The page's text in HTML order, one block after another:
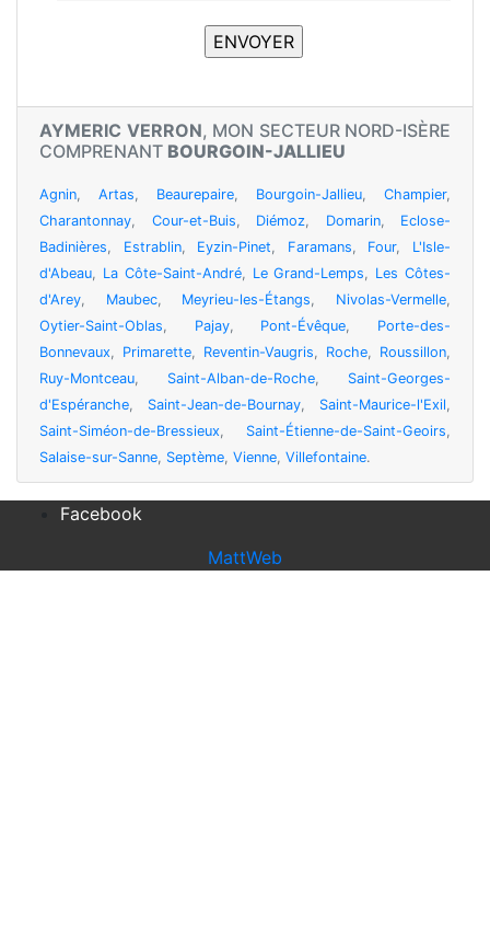
AYMERIC VERRON, MON SECTEUR NORD-ISÈRE
COMPRENANT BOURGOIN-JALLIEU
Agnin, Artas, Beaurepaire, Bourgoin-Jallieu, Champier,
Charantonnay, Cour-et-Buis, Diémoz, Domarin, Eclose-
Badinières, Estrablin, Eyzin-Pinet, Faramans, Four, L'Isle-
d'Abeau, La Côte-Saint-André, Le Grand-Lemps, Les Côtes-
d'Arey, Maubec, Meyrieu-les-Étangs, Nivolas-Vermelle,
Oytier-Saint-Oblas, Pajay, Pont-Évêque, Porte-des-
Bonnevaux, Primarette, Reventin-Vaugris, Roche, Roussillon,
Ruy-Montceau, Saint-Alban-de-Roche, Saint-Georges-
d'Espéranche, Saint-Jean-de-Bournay, Saint-Maurice-l'Exil,
Saint-Siméon-de-Bressieux, Saint-Étienne-de-Saint-Geoirs,
Salaise-sur-Sanne, Septème, Vienne, Villefontaine.
Facebook
MattWeb